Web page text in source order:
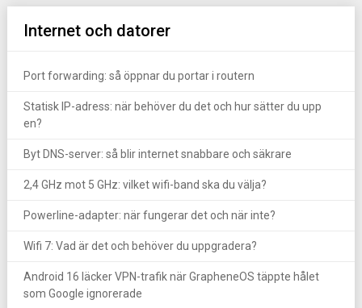
Internet och datorer
Port forwarding: så öppnar du portar i routern
Statisk IP-adress: när behöver du det och hur sätter du upp
en?
Byt DNS-server: så blir internet snabbare och säkrare
2,4 GHz mot 5 GHz: vilket wifi-band ska du välja?
Powerline-adapter: när fungerar det och när inte?
Wifi 7: Vad är det och behöver du uppgradera?
Android 16 läcker VPN-trafik när GrapheneOS täppte hålet
som Google ignorerade